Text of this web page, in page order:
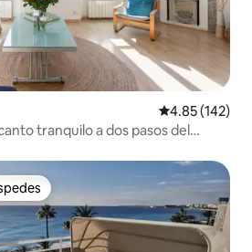
Calificación
4.85 (142)
tranquilo a dos pasos del
entre huéspedes